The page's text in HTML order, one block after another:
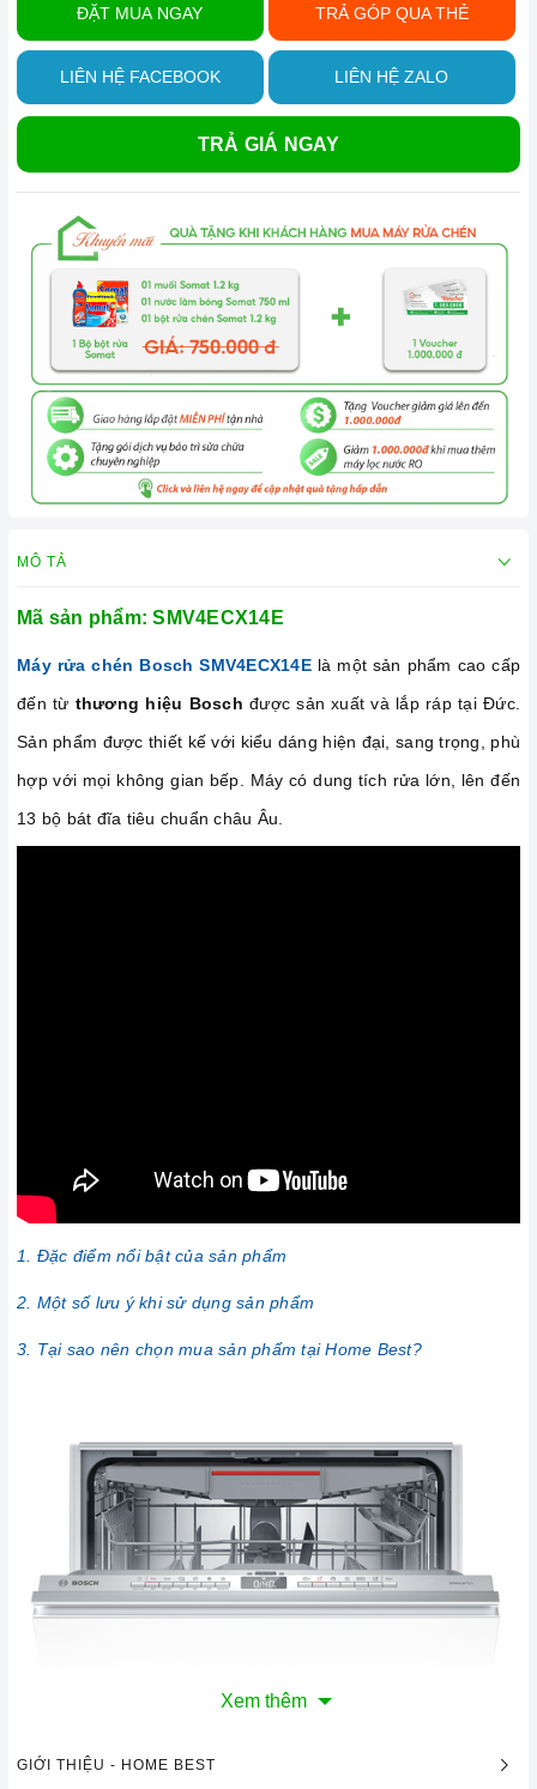
ĐẶT MUA NGAY TRẢ GÓP QUA THẺ
LIÊN HỆ FACEBOOK LIÊN HỆ ZALO
TRẢ GIÁ NGAY
MÔ TẢ
Mã sản phẩm:SMV4ECX14E
Máy rửa chén Bosch SMV4ECX14Elà một sản phẩm cao cấp
đến từ thương hiệu Bosch được sản xuất và lắp ráp tại Đức.
Sản phẩm được thiết kế với kiểu dáng hiện đại, sang trọng, phù
hợp với mọi không gian bếp. Máy có dung tích rửa lớn, lên đến
13 bộ bát đĩa tiêu chuẩn châu Âu.
1. Đặc điểm nổi bật của sản phẩm
2. Một số lưu ý khi sử dụng sản phẩm
3. Tại sao nên chọn mua sản phẩm tại Home Best?
Xem thêm
GIỚI THIỆU - HOME BEST